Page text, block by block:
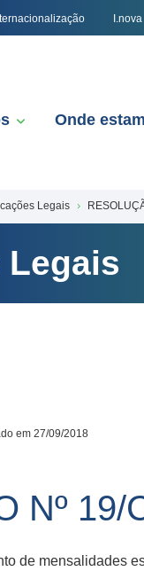
I.nova
Onde
Legais
em 27/09/2018
Nº
de mensalidades